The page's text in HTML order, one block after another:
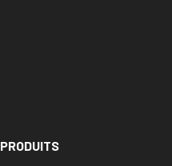
PRODUITS